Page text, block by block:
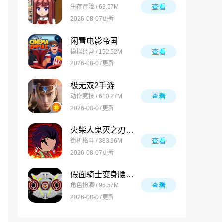
生存冒险 / 63.57M
2026-08-07更新
查看
闲置电影帝国
模拟经营 / 152.52M
2026-08-07更新
查看
极无双2手游
动作竞技 / 610.27M
2026-08-07更新
查看
火柴人鬼灭之刃游戏
街机格斗 / 383.96M
2026-08-07更新
查看
假面骑士变身腰带模拟器合集
角色扮演 / 96.57M
2026-08-07更新
查看